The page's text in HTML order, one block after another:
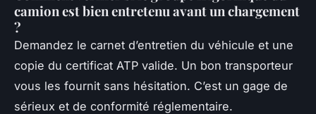
camion est bien entretenu avant un chargement
?
Demandez le carnet d’entretien du véhicule et une
copie du certificat ATP valide. Un bon transporteur
vous les fournit sans hésitation. C’est un gage de
sérieux et de conformité réglementaire.